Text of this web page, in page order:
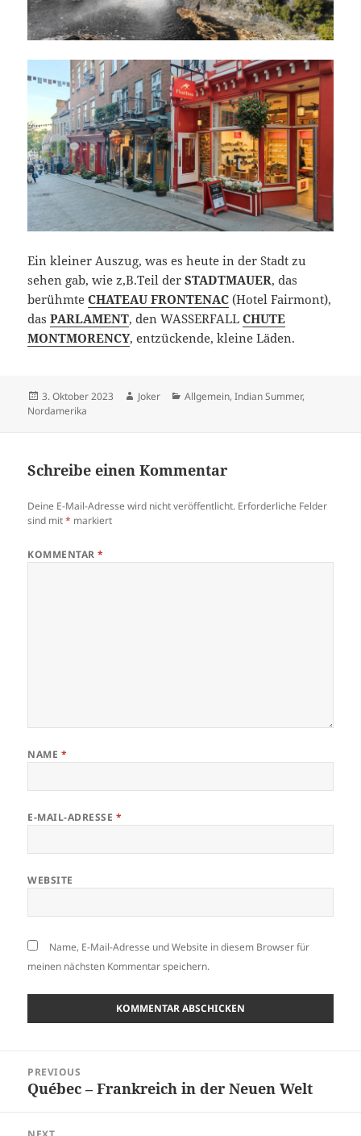
Ein kleiner Auszug, was es heute in der Stadt zu
sehen gab, wie z,B.Teil derSTADTMAUER, das
berühmteCHATEAU FRONTENAC (Hotel Fairmont),
dasPARLAMENT, den WASSERFALLCHUTE
MONTMORENCY, entzückende, kleine Läden.
Posted
on
3. Oktober 2023 Author
Joker Categories
Allgemein,Indian Summer,
Nordamerika
Schreibe einen Kommentar
Deine E-Mail-Adresse wird nicht veröffentlicht. Erforderliche Felder
sind mit* markiert
KOMMENTAR*
NAME *
E-MAIL-ADRESSE *
WEBSITE
Name, E-Mail-Adresse und Website in diesem Browser für
meinen nächsten Kommentar speichern.
PREVIOUS
Previous
Québec – Frankreich in der Neuen Welt